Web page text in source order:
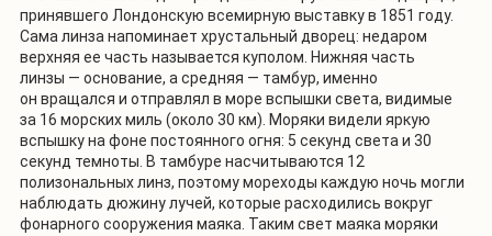
принявшего Лондонскую всемирную выставку в 1851 году.
Сама линза напоминает хрустальный дворец: недаром
верхняя ее часть называется куполом. Нижняя часть
линзы — основание, а средняя — тамбур, именно
он вращался и отправлял в море вспышки света, видимые
за 16 морских миль (около 30 км). Моряки видели яркую
вспышку на фоне постоянного огня: 5 секунд света и 30
секунд темноты. В тамбуре насчитываются 12
полизональных линз, поэтому мореходы каждую ночь могли
наблюдать дюжину лучей, которые расходились вокруг
фонарного сооружения маяка. Таким свет маяка моряки